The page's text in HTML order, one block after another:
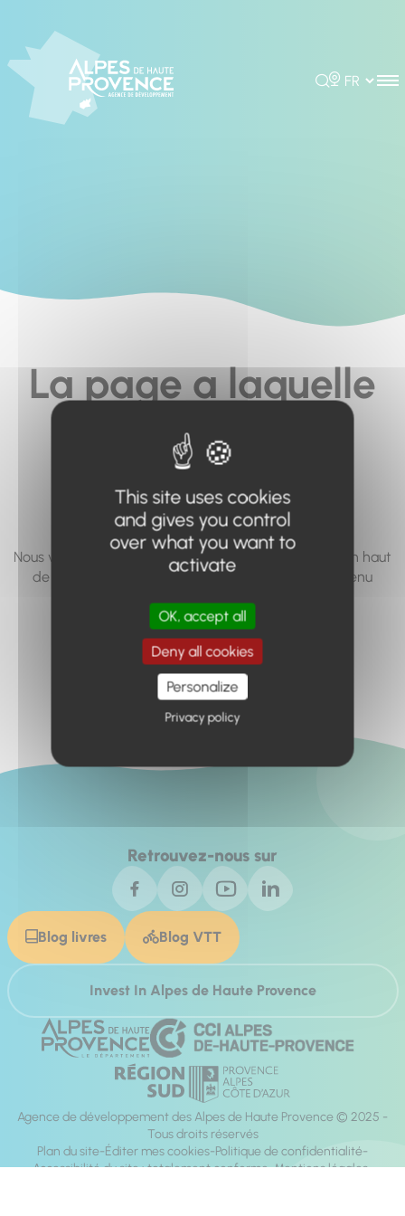
Rechercher
Choisir la
La page a laquelle
vous cherchez à
accéder n'existe
pas... ou plus.
Nous vous invitons à utiliser le moteur de recherche en haut
de page, ou à utiliser le menu pour trouver le contenu
Retour à l'accueil
Retrouvez-nous sur
Blog livres Blog VTT
Invest In Alpes de Haute Provence
Agence de développement des Alpes de Haute Provence © 2025 -
Tous droits réservés
Plan du site Éditer mes cookies Politique de confidentialité
Accessibilité du site : totalement conforme Mentions légales
This site uses cookies
and gives you control
over what you want to
activate
OK, accept all
Deny all cookies
Personalize
Privacy policy